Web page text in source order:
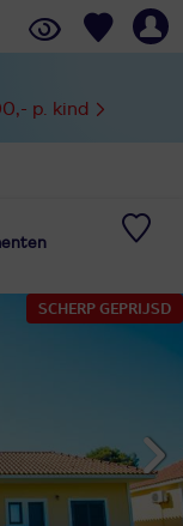
p. kind
SCHERP GEPRIJSD